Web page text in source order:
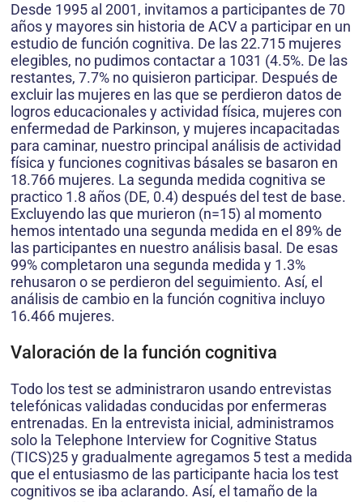
Desde 1995 al 2001, invitamos a participantes de 70
años y mayores sin historia de ACV a participar en un
estudio de función cognitiva. De las 22.715 mujeres
elegibles, no pudimos contactar a 1031 (4.5%. De las
restantes, 7.7% no quisieron participar. Después de
excluir las mujeres en las que se perdieron datos de
logros educacionales y actividad física, mujeres con
enfermedad de Parkinson, y mujeres incapacitadas
para caminar, nuestro principal análisis de actividad
física y funciones cognitivas básales se basaron en
18.766 mujeres. La segunda medida cognitiva se
practico 1.8 años (DE, 0.4) después del test de base.
Excluyendo las que murieron (n=15) al momento
hemos intentado una segunda medida en el 89% de
las participantes en nuestro análisis basal. De esas
99% completaron una segunda medida y 1.3%
rehusaron o se perdieron del seguimiento. Así, el
análisis de cambio en la función cognitiva incluyo
16.466 mujeres.
Valoración de la función cognitiva
Todo los test se administraron usando entrevistas
telefónicas validadas conducidas por enfermeras
entrenadas. En la entrevista inicial, administramos
solo la Telephone Interview for Cognitive Status
(TICS)25 y gradualmente agregamos 5 test a medida
que el entusiasmo de las participante hacia los test
cognitivos se iba aclarando. Así, el tamaño de la